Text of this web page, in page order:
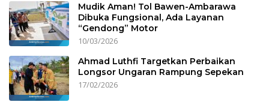
Mudik Aman! Tol Bawen-Ambarawa
Dibuka Fungsional, Ada Layanan
“Gendong” Motor
10/03/2026
Ahmad Luthfi Targetkan Perbaikan
Longsor Ungaran Rampung Sepekan
17/02/2026